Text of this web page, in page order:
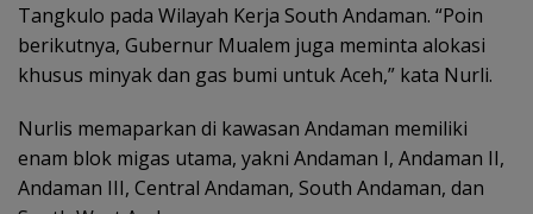
Tangkulo pada Wilayah Kerja South Andaman. “Poin
berikutnya, Gubernur Mualem juga meminta alokasi
khusus minyak dan gas bumi untuk Aceh,” kata Nurli.
Nurlis memaparkan di kawasan Andaman memiliki
enam blok migas utama, yakni Andaman I, Andaman II,
Andaman III, Central Andaman, South Andaman, dan